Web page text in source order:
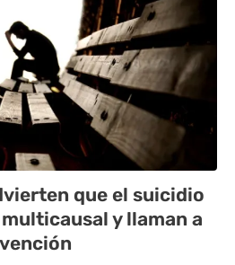
que el suicidio
y llaman a